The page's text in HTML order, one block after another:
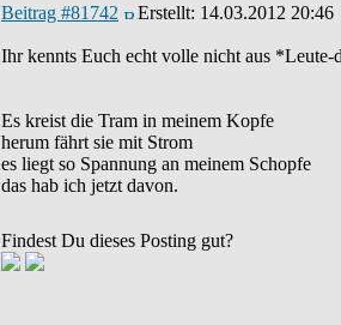
Beitrag #81742 Erstellt: 14.03.2012 20:46
Ihr kennts Euch echt volle nicht aus
Es kreist die Tram in meinem Kopfe
herum fährt sie mit Strom
es liegt so Spannung an meinem Schopfe
das hab ich jetzt davon.
Findest Du dieses Posting gut?